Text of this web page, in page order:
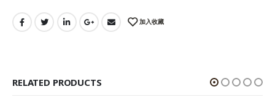
加入收藏
RELATED PRODUCTS